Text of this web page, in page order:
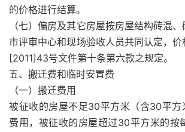
的价格进行结算。
（七）偏房及其它房屋按房屋结构砖混
市评审中心和现场验收人员共同认定，
[2011]43号文件第十条第六款之规定。
五、搬迁费和临时安置费
（一）搬迁费用
被征收的房屋不足30平方米（含30平
费用，被征收的房屋超过30平方米的按